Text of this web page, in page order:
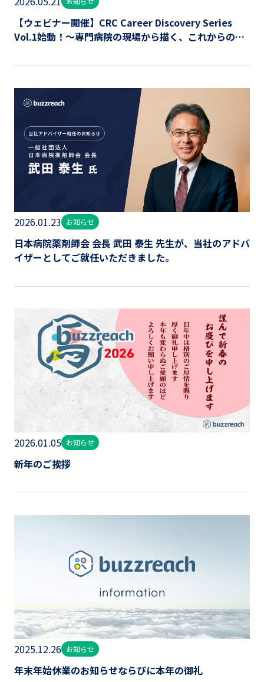
【ウェビナー開催】CRC Career Discovery Series
Vol.1始動！～専門病院の現場から描く、これからの働
2026.01.23 お知らせ
日本病院薬剤師会 会長 武田 泰生 先生が、当社のアドバ
イザーとしてご就任いただきました。
2026.01.05 お知らせ
新年のご挨拶
2025.12.26 お知らせ
年末年始休業のお知らせならびに本年の御礼